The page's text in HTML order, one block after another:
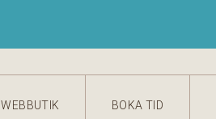
WEBBUTIK BOKA TID